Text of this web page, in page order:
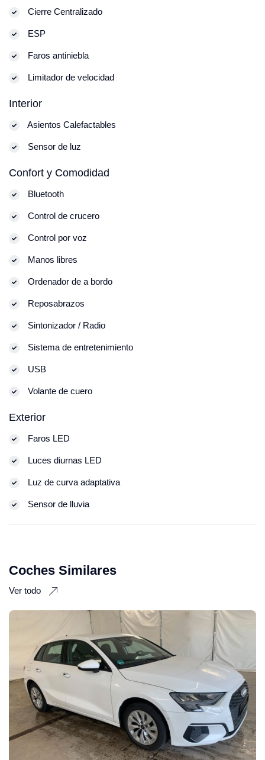
Cierre Centralizado
ESP
Faros antiniebla
Limitador de velocidad
Interior
Asientos Calefactables
Sensor de luz
Confort y Comodidad
Bluetooth
Control de crucero
Control por voz
Manos libres
Ordenador de a bordo
Reposabrazos
Sintonizador / Radio
Sistema de entretenimiento
USB
Volante de cuero
Exterior
Faros LED
Luces diurnas LED
Luz de curva adaptativa
Sensor de lluvia
Coches Similares
Ver todo